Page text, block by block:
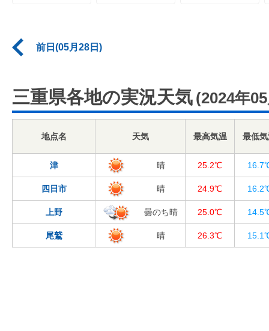
前日(05月28日)
三重県各地の実況天気 (2024年
地点名 天気 最高気温 最低
津 晴 25.2℃
四日市 晴 24.9℃
上野 曇のち晴 25.0℃
尾鷲 晴 26.3℃